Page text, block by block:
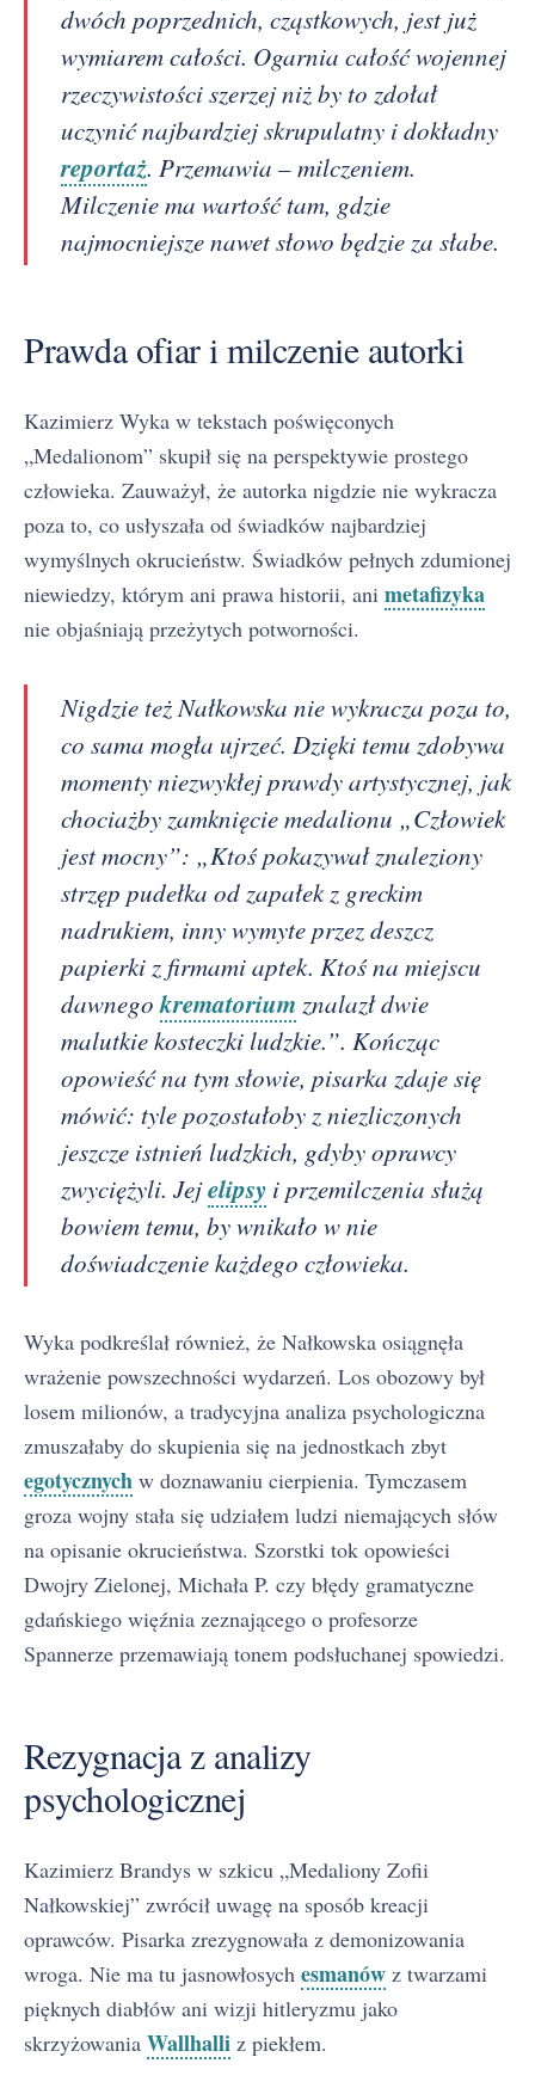
dwóch poprzednich, cząstkowych, jest już
wymiarem całości. Ogarnia całość wojennej
rzeczywistości szerzej niż by to zdołał
uczynić najbardziej skrupulatny i dokładny
reportaż. Przemawia – milczeniem.
Milczenie ma wartość tam, gdzie
najmocniejsze nawet słowo będzie za słabe.
Prawda ofiar i milczenie autorki
Kazimierz Wyka w tekstach poświęconych
„Medalionom” skupił się na perspektywie prostego
człowieka. Zauważył, że autorka nigdzie nie wykracza
poza to, co usłyszała od świadków najbardziej
wymyślnych okrucieństw. Świadków pełnych zdumionej
niewiedzy, którym ani prawa historii, ani metafizyka
nie objaśniają przeżytych potworności.
Nigdzie też Nałkowska nie wykracza poza to,
co sama mogła ujrzeć. Dzięki temu zdobywa
momenty niezwykłej prawdy artystycznej, jak
chociażby zamknięcie medalionu „Człowiek
jest mocny”: „Ktoś pokazywał znaleziony
strzęp pudełka od zapałek z greckim
nadrukiem, inny wymyte przez deszcz
papierki z firmami aptek. Ktoś na miejscu
dawnegokrematorium znalazł dwie
malutkie kosteczki ludzkie.”. Kończąc
opowieść na tym słowie, pisarka zdaje się
mówić: tyle pozostałoby z niezliczonych
jeszcze istnień ludzkich, gdyby oprawcy
zwyciężyli. Jejelipsy i przemilczenia służą
bowiem temu, by wnikało w nie
doświadczenie każdego człowieka.
Wyka podkreślał również, że Nałkowska osiągnęła
wrażenie powszechności wydarzeń. Los obozowy był
losem milionów, a tradycyjna analiza psychologiczna
zmuszałaby do skupienia się na jednostkach zbyt
egotycznych w doznawaniu cierpienia. Tymczasem
groza wojny stała się udziałem ludzi niemających słów
na opisanie okrucieństwa. Szorstki tok opowieści
Dwojry Zielonej, Michała P. czy błędy gramatyczne
gdańskiego więźnia zeznającego o profesorze
Spannerze przemawiają tonem podsłuchanej spowiedzi.
Rezygnacja z analizy
psychologicznej
Kazimierz Brandys w szkicu „Medaliony Zofii
Nałkowskiej” zwrócił uwagę na sposób kreacji
oprawców. Pisarka zrezygnowała z demonizowania
wroga. Nie ma tu jasnowłosych esmanów z twarzami
pięknych diabłów ani wizji hitleryzmu jako
skrzyżowania Wallhalli z piekłem.